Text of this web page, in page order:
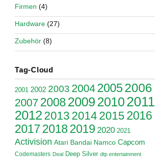
Firmen (4)
Hardware (27)
Zubehör (8)
Tag-Cloud
2001 2002 2003 2004 20052006
2007 2008200920102011
20122013 20142015 2016
201720182019 2020 2021
Activision Atari Bandai Namco Capcom
Codemasters Deal Deep Silver dtp entertainment